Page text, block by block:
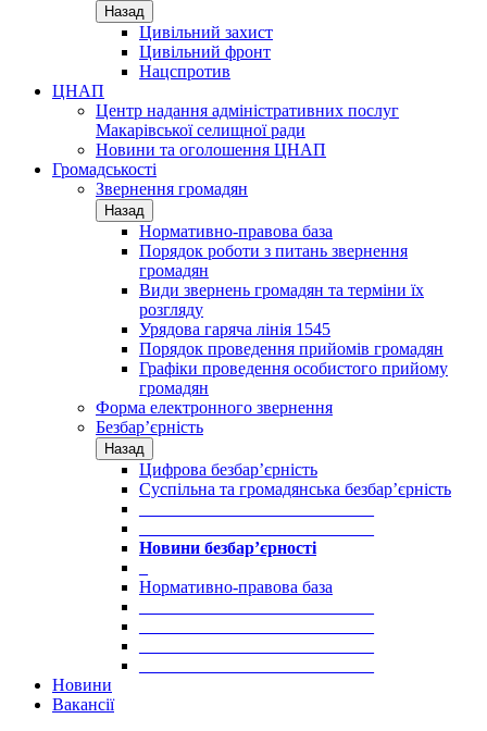
Назад
Цивільний захист
Цивільний фронт
Нацспротив
ЦНАП
Центр надання адміністративних послуг
Макарівської селищної ради
Новини та оголошення ЦНАП
Громадськості
Звернення громадян
Назад
Нормативно-правова база
Порядок роботи з питань звернення
громадян
Види звернень громадян та терміни їх
розгляду
Урядова гаряча лінія 1545
Порядок проведення прийомів громадян
Графіки проведення особистого прийому
громадян
Форма електронного звернення
Безбар’єрність
Назад
Цифрова безбар’єрність
Суспільна та громадянська безбар’єрність
Новини безбар’єрності
Нормативно-правова база
Новини
Вакансії